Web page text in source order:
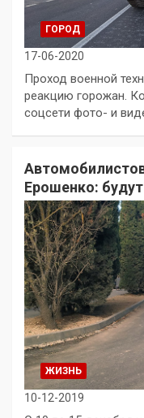
ГОРОД
17-06-2020
Проход военной
реакцию горожан.
соцсети фото- и
Ерошенко:
ЖИЗНЬ
10-12-2019